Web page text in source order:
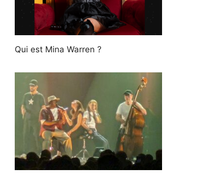
Qui est Mina Warren ?